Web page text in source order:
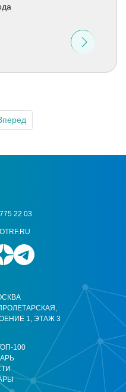
100
1, ЭТАЖ 3
22 03